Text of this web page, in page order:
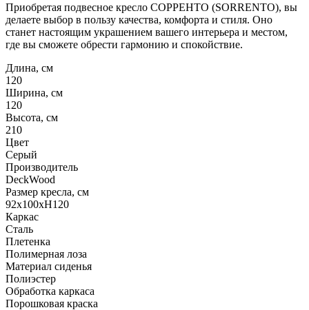
Приобретая подвесное кресло СОРРЕНТО (SORRENTO), вы
делаете выбор в пользу качества, комфорта и стиля. Оно
станет настоящим украшением вашего интерьера и местом,
где вы сможете обрести гармонию и спокойствие.
Длина, см
120
Ширина, см
120
Высота, см
210
Цвет
Серый
Производитель
DeckWood
Размер кресла, см
92х100хН120
Каркас
Сталь
Плетенка
Полимерная лоза
Материал сиденья
Полиэстер
Обработка каркаса
Порошковая краска